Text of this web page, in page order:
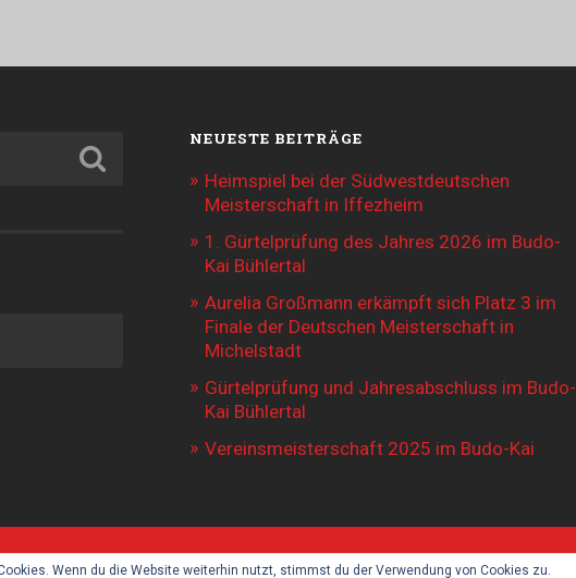
NEUESTE BEITRÄGE
Heimspiel bei der Südwestdeutschen
Meisterschaft in Iffezheim
1. Gürtelprüfung des Jahres 2026 im Budo-
Kai Bühlertal
Aurelia Großmann erkämpft sich Platz 3 im
Finale der Deutschen Meisterschaft in
Michelstadt
Gürtelprüfung und Jahresabschluss im Budo-
Kai Bühlertal
Vereinsmeisterschaft 2025 im Budo-Kai
Wenn du die Website weiterhin nutzt, stimmst du der Verwendung von Cookies zu.